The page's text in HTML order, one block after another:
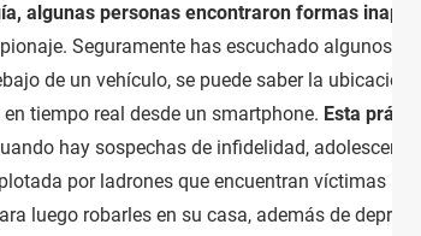
algunas personas encontraron formas
Seguramente has escuchado algunos
de un vehículo, se puede saber la ubicación
tiempo real desde un smartphone. Esta
hay sospechas de infidelidad,
por ladrones que encuentran víctimas
luego robarles en su casa, además de